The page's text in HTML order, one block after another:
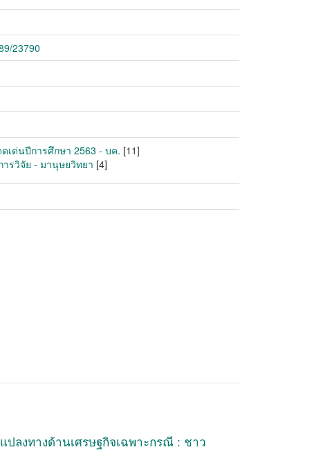
23790
เด่นปีการศึกษา 2563 - บค. [11]
ารวิจัย - มานุษยวิทยา [4]
ปลงทางด้านเศรษฐกิจเฉพาะกรณี : ชาว